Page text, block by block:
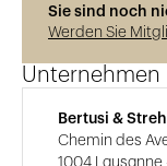
Sie sind noch
Werden Sie
Unternehmen
Bertusi &
Chemin des
1004 Lausanne